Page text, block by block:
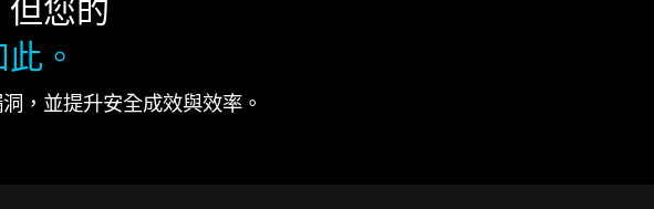
您的
。
，並提升安全成效與效率。